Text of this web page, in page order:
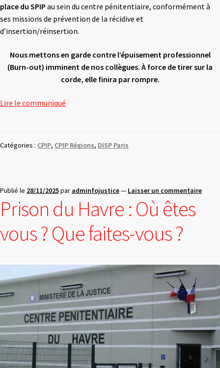
place du SPIP au sein du centre pénitentiaire, conformément à
ses missions de prévention de la récidive et
d’insertion/réinsertion.
Nous mettons en garde contre l’épuisement professionnel
(Burn-out) imminent de nos collègues. À force de tirer sur la
corde, elle finira par rompre.
Lire le communiqué
Catégories : CPIP, CPIP Régions, DISP Paris
Publié le 28/11/2025par adminfojustice— Laisser un commentaire
Prison du Havre : Où êtes
vous ? Que faites-vous ?